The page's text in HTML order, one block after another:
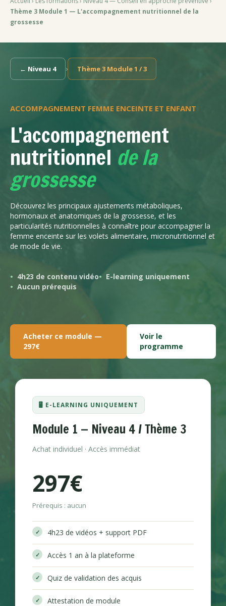
Thème 3 Module 1 — L'accompagnement nutritionnel de la
grossesse
← Niveau 4 › Thème 3 Module 1 / 3
ACCOMPAGNEMENT FEMME ENCEINTE ET ENFANT
L'accompagnement
nutritionnel de la
grossesse
Découvrez les principaux ajustements métaboliques,
hormonaux et anatomiques de la grossesse, et les
particularités nutritionnelles à connaître pour accompagner la
femme enceinte sur les volets alimentaire, micronutritionnel et
de mode de vie.
4h23 de contenu vidéo
E-learning uniquement
Aucun prérequis
Acheter ce module —
297€
Voir le
programme
🖥️ E-LEARNING UNIQUEMENT
Module 1 — Niveau 4 / Thème 3
Achat individuel · Accès immédiat
297€
Prérequis : aucun
4h23 de vidéos + support PDF
Accès 1 an à la plateforme
Quiz de validation des acquis
Attestation de module